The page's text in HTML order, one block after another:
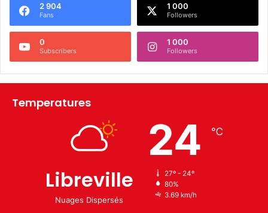
2 904
Fans
1 000
Followers
0
Subscribers
1 000
Followers
Temperatures
Libreville
Nuages Dispersés
24 ℃
27º - 24º
80%
3.69 km/h